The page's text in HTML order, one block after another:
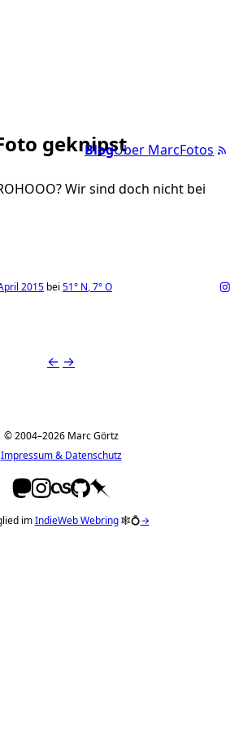
BlogÜber MarcFotos
geknipst
Wir sind doch nicht bei
2015 bei 51° N,7°O
← →
© 2004–2026 Marc Görtz
Impressum & Datenschutz
imIndieWeb Webring🕸💍→